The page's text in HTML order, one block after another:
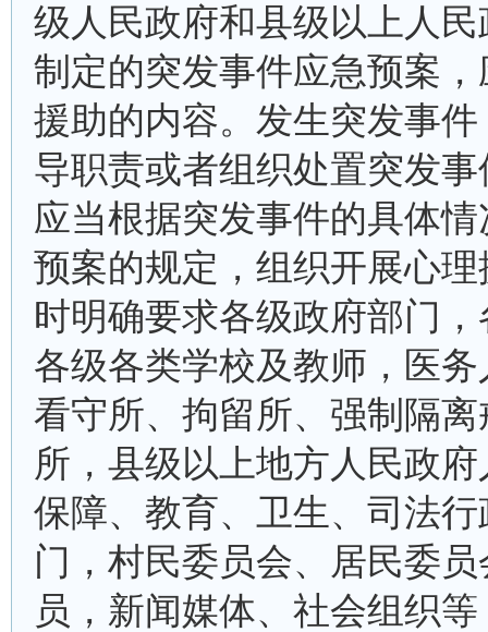
级人民政府和县级以上人
制定的突发事件应急预案
援助的内容。发生突发事
导职责或者组织处置突发
应当根据突发事件的具体
预案的规定，组织开展心
时明确要求各级政府部门
各级各类学校及教师，医
看守所、拘留所、强制隔
所，县级以上地方人民政
保障、教育、卫生、司法
门，村民委员会、居民委
员，新闻媒体、社会组织